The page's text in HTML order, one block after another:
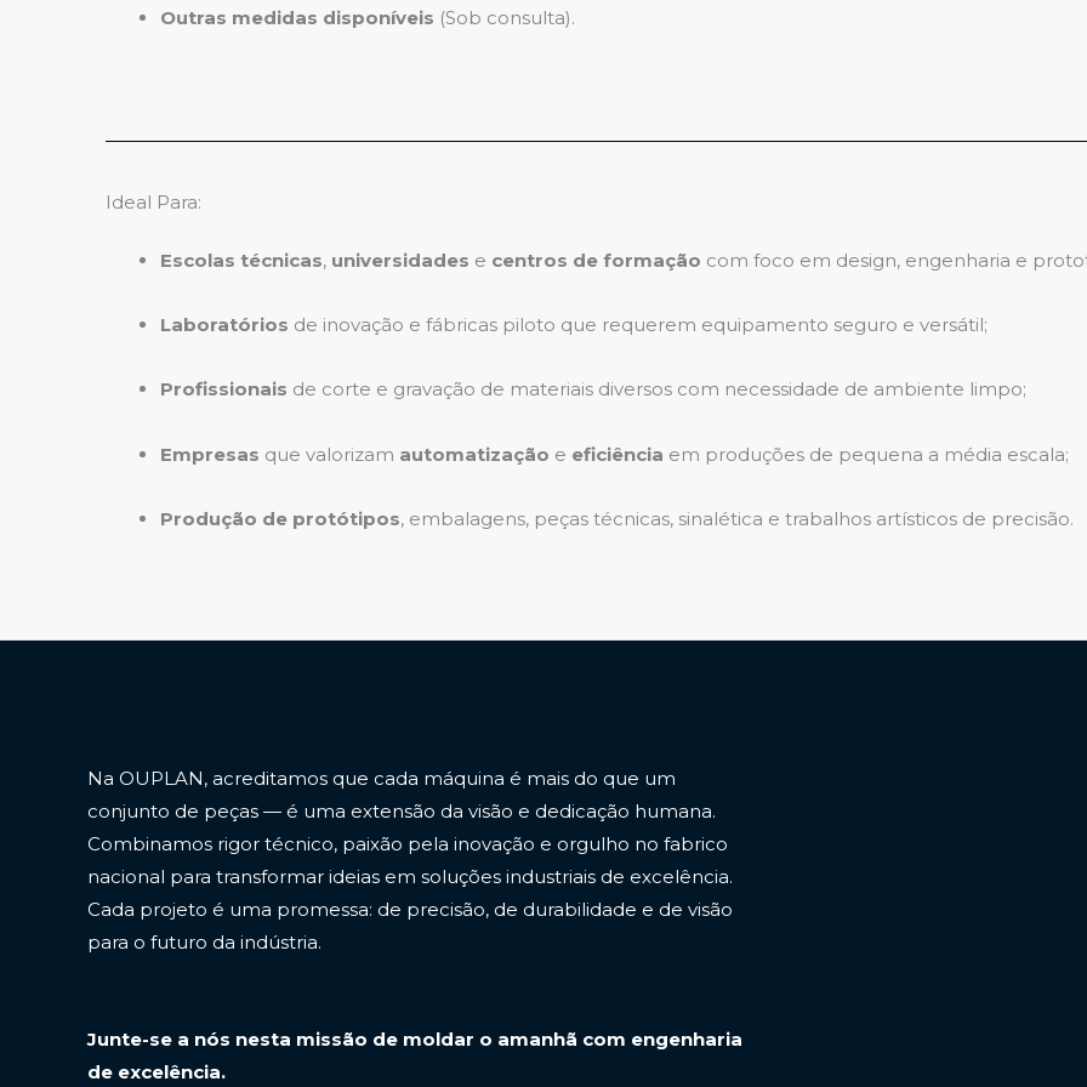
Outras medidas disponíveis (Sob consulta).
Ideal Para:
Escolas técnicas, universidades e centros de formação com foco em design, engenharia e
Laboratórios de inovação e fábricas piloto que requerem equipamento seguro e versátil;
Profissionais de corte e gravação de materiais diversos com necessidade de ambiente limpo;
Empresas que valorizam automatização e eficiência em produções de pequena a média escala;
Produção de protótipos, embalagens, peças técnicas, sinalética e trabalhos artísticos de precisão.
Na OUPLAN, acreditamos que cada máquina é mais do que um
conjunto de peças — é uma extensão da visão e dedicação humana.
Combinamos rigor técnico, paixão pela inovação e orgulho no fabrico
nacional para transformar ideias em soluções industriais de excelência.
Cada projeto é uma promessa: de precisão, de durabilidade e de visão
para o futuro da indústria.
Junte-se a nós nesta missão de moldar o amanhã com engenharia
de excelência.